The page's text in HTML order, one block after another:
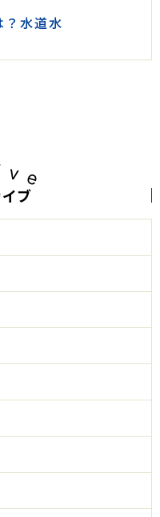
？水道水
ブ